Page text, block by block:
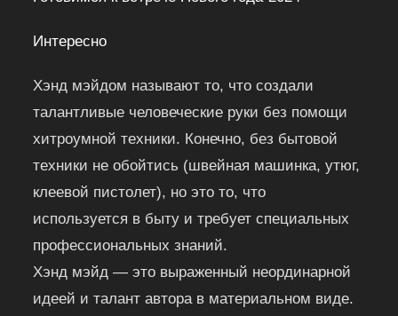
Интересно
Хэнд мэйдом называют то, что создали
талантливые человеческие руки без помощи
хитроумной техники. Конечно, без бытовой
техники не обойтись (швейная машинка, утюг,
клеевой пистолет), но это то, что
используется в быту и требует специальных
профессиональных знаний.
Хэнд мэйд — это выраженный неординарной
идеей и талант автора в материальном виде.